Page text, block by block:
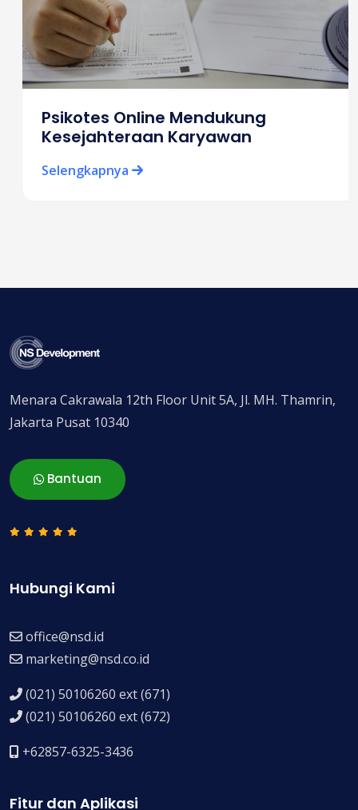
Psikotes Online Mendukung
Kesejahteraan Karyawan
Selengkapnya
Menara Cakrawala 12th Floor Unit 5A, Jl. MH. Thamrin,
Jakarta Pusat 10340
Bantuan
Hubungi Kami
office@nsd.id
marketing@nsd.co.id
(021) 50106260 ext (671)
(021) 50106260 ext (672)
+62857-6325-3436
Fitur dan Aplikasi